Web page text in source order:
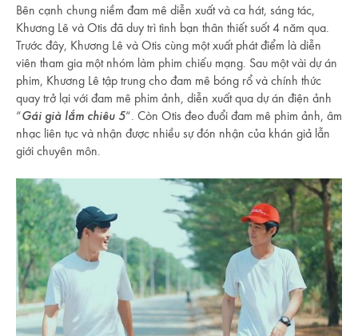
Bên cạnh chung niềm đam mê diễn xuất và ca hát, sáng tác,
Khương Lê và Otis đã duy trì tình bạn thân thiết suốt 4 năm qua.
Trước đây, Khương Lê và Otis cùng một xuất phát điểm là diễn
viên tham gia một nhóm làm phim chiếu mạng. Sau một vài dự án
phim, Khương Lê tập trung cho đam mê bóng rổ và chính thức
quay trở lại với đam mê phim ảnh, diễn xuất qua dự án điện ảnh
“Gái già lắm chiêu 5“. Còn Otis đeo đuổi đam mê phim ảnh, âm
nhạc liên tục và nhận được nhiều sự đón nhận của khán giả lẫn
giới chuyên môn.